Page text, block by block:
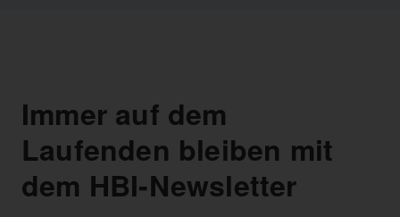
Immer auf dem
Laufenden bleiben mit
dem HBI-Newsletter